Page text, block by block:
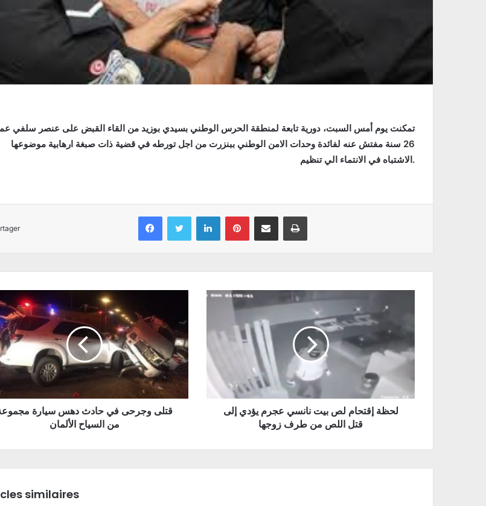
تمكنت يوم أمس السبت، دورية تابعة لمنطقة الحرس الوطني بسیدي بوزيد من القاء القبض على عنصر سلفي
26 سنة مفتش عنه لفائدة وحدات الامن الوطني ببنزرت من اجل تورطه في قضیة ذات صبغة ارھابیة موضوعھا
الاشتباه في الانتماء الي تنظیم.
Facebook Twitter Linkedin Pinterest Partager par email Imprimer
قتلى وجرحى في حادث دھس سیارة
من السیاح الألمان
لحظة إقتحام لص بيت نانسي عجرم يؤدي إلى
قتل اللص من طرف زوجها
similaires